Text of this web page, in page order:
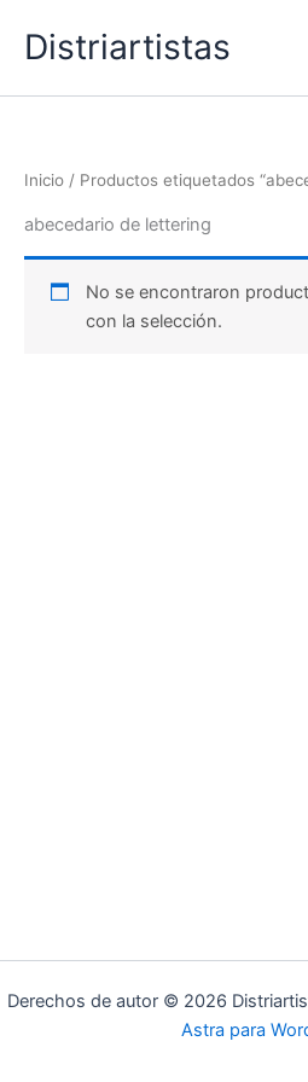
Distriartistas
Inicio / Productos etiquetados
abecedario de lettering
No se encontraron
con la selección.
Derechos de autor © 2026
Astra para